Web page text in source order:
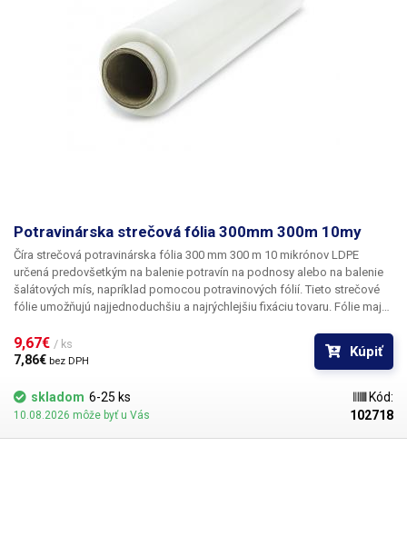
priemer: 25mm Vonkajší priemer: 63.5mm (+/- 0.5mm) Nosnosť 1 vrstvy:
4kg Hmotnosť: 225g (vrátane dutinky) Farba: priehľadná, pri viacerých
vrstvách zelenomodrá bez certifikátu
Potravinárska strečová fólia 300mm 300m 10my
Číra strečová potravinárska fólia 300 mm 300 m 10 mikrónov LDPE
určená predovšetkým na balenie potravín na podnosy alebo na balenie
šalátových mís, napríklad pomocou potravinových fólií. Tieto strečové
fólie umožňujú najjednoduchšiu a najrýchlejšiu fixáciu tovaru. Fólie majú
priehľadnosti zachovávajú vzhľad balených potravín a chránia ich pred
vysychaním a rýchlou oxidáciou. Tieto potravinárske fólie nie je potrebné
Fólie sa vyrábajú v Českej republike a
majú potravinársky certifikát(na
požiadanie).
9,67€ / ks
7,86€ bez DPH
Kúpiť
skladom 6-25 ks
10.08.2026 môže byť u Vás
Kód:
102718